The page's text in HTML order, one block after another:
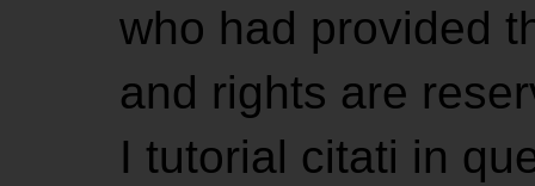
who had provided
and rights are
I tutorial citati in